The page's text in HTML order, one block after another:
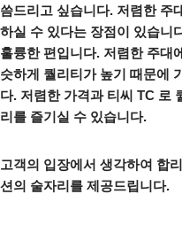
씀드리고 싶습니다. 저렴한 주
하실 수 있다는 장점이 있습니
훌륭한 편입니다. 저렴한 주대
슷하게 퀄리티가 높기 때문에
다. 저렴한 가격과 티씨 TC 로
리를 즐기실 수 있습니다.
고객의 입장에서 생각하여 합
션의 술자리를 제공드립니다.